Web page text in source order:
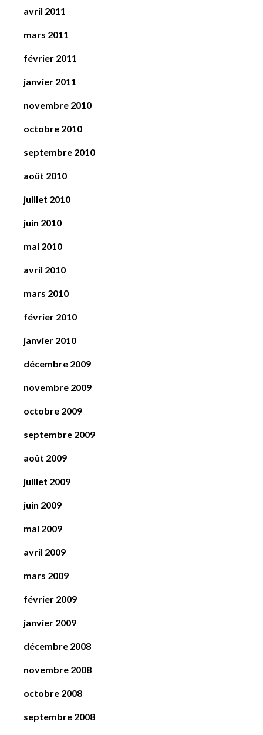
avril 2011
mars 2011
février 2011
janvier 2011
novembre 2010
octobre 2010
septembre 2010
août 2010
juillet 2010
juin 2010
mai 2010
avril 2010
mars 2010
février 2010
janvier 2010
décembre 2009
novembre 2009
octobre 2009
septembre 2009
août 2009
juillet 2009
juin 2009
mai 2009
avril 2009
mars 2009
février 2009
janvier 2009
décembre 2008
novembre 2008
octobre 2008
septembre 2008